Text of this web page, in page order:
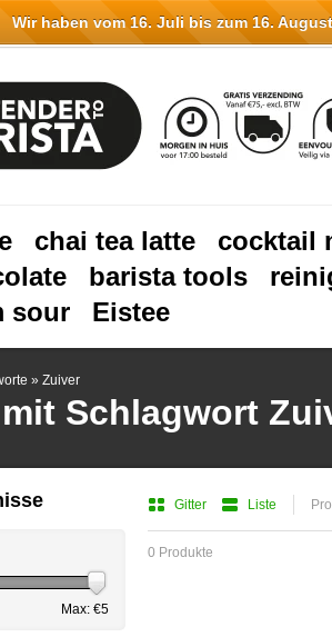
chai tea latte
cocktail
barista tools
sour
Eistee
» Zuiver
Schlagwort
Gitter Liste
0 Produkte
Max: €5
Wir haben vom 16. Juli bis zum 16.